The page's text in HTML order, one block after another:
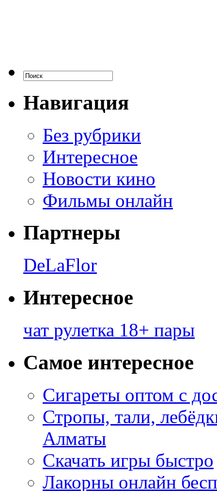
Навигация
Без рубрики
Интересное
Новости кино
Фильмы онлайн
Партнеры
DeLaFlor
Интересное
чат рулетка 18+ пары
Самое интересное
Сигареты оптом с
Стропы, тали,
Алматы
Скачать игры быстро
Лакорны онлайн